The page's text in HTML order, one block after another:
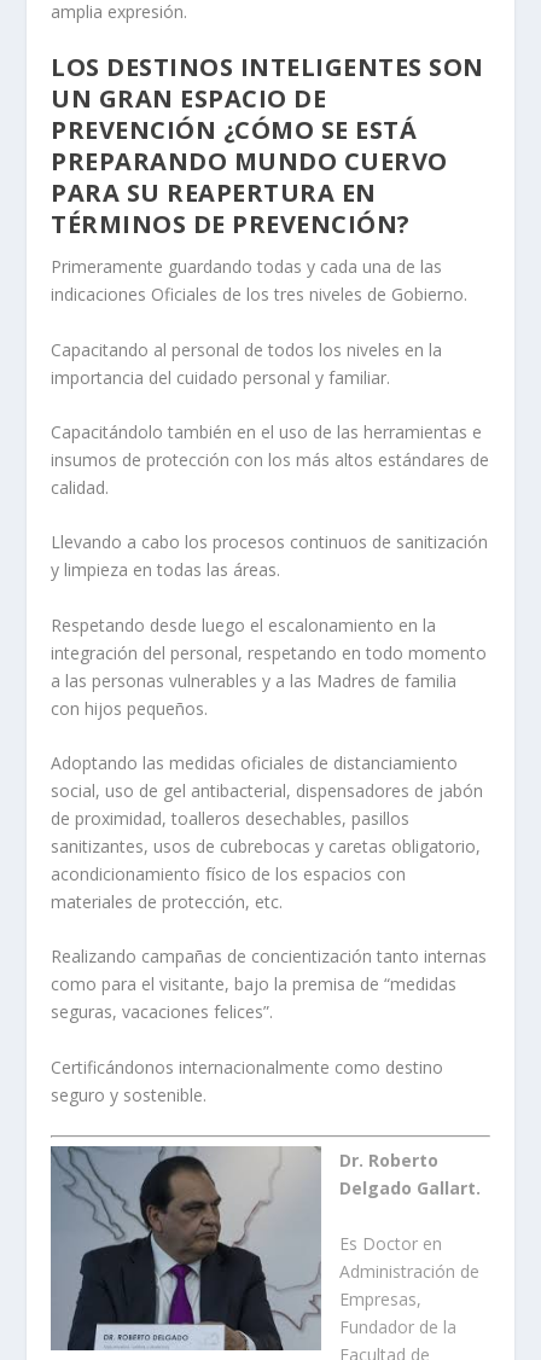
amplia expresión.
LOS DESTINOS INTELIGENTES SON
UN GRAN ESPACIO DE
PREVENCIÓN ¿CÓMO SE ESTÁ
PREPARANDO MUNDO CUERVO
PARA SU REAPERTURA EN
TÉRMINOS DE PREVENCIÓN?
Primeramente guardando todas y cada una de las
indicaciones Oficiales de los tres niveles de Gobierno.
Capacitando al personal de todos los niveles en la
importancia del cuidado personal y familiar.
Capacitándolo también en el uso de las herramientas e
insumos de protección con los más altos estándares de
calidad.
Llevando a cabo los procesos continuos de sanitización
y limpieza en todas las áreas.
Respetando desde luego el escalonamiento en la
integración del personal, respetando en todo momento
a las personas vulnerables y a las Madres de familia
con hijos pequeños.
Adoptando las medidas oficiales de distanciamiento
social, uso de gel antibacterial, dispensadores de jabón
de proximidad, toalleros desechables, pasillos
sanitizantes, usos de cubrebocas y caretas obligatorio,
acondicionamiento físico de los espacios con
materiales de protección, etc.
Realizando campañas de concientización tanto internas
como para el visitante, bajo la premisa de “medidas
seguras, vacaciones felices”.
Certificándonos internacionalmente como destino
seguro y sostenible.
Dr. Roberto
Delgado Gallart.
Es Doctor en
Administración de
Empresas,
Fundador de la
Facultad de